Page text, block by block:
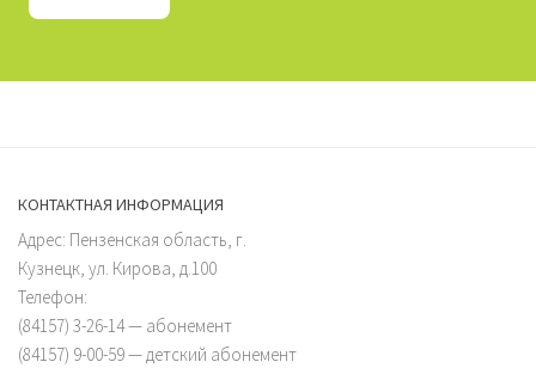
КОНТАКТНАЯ ИНФОРМАЦИЯ
Адрес: Пензенская область, г.
Кузнецк, ул. Кирова, д.100
Телефон:
(84157) 3-26-14 — абонемент
(84157) 9-00-59 — детский абонемент